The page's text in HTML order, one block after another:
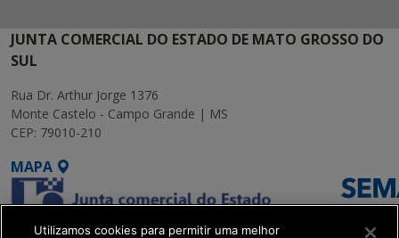
JUNTA COMERCIAL DO ESTADO DE MATO GROSSO DO
SUL
Rua Dr. Arthur Jorge 1376
Monte Castelo - Campo Grande | MS
CEP: 79010-210
MAPA
Utilizamos cookies para permitir uma melhor